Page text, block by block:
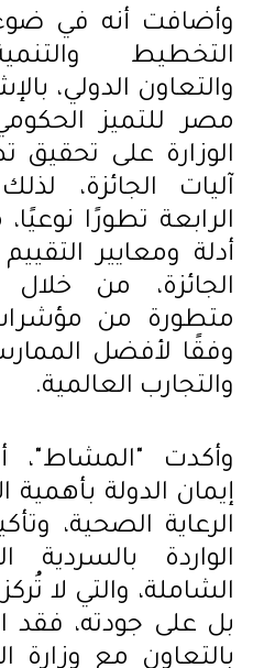
وأضافت أنه في
التخطيط
والتعاون الدولي،
مصر للتميز
الوزارة على
آليات الجائزة،
الرابعة تطورًا
أدلة ومعايير
الجائزة، من
متطورة من
وفقًا لأفضل
والتجارب العالمية.
وأكدت "المشاط"،
إيمان الدولة بأهمية
الرعاية الصحية،
الواردة بالسردية
الشاملة، والتي لا
بل على جودته، فقد
بالتعاون مع وزارة